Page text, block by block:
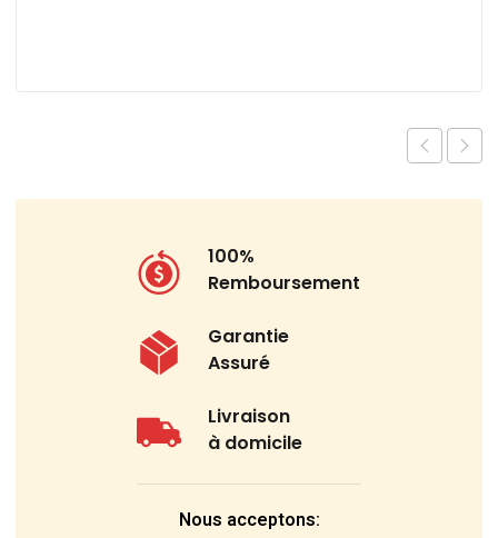
100%
Remboursement
Garantie
Assuré
Livraison
à domicile
Nous acceptons: